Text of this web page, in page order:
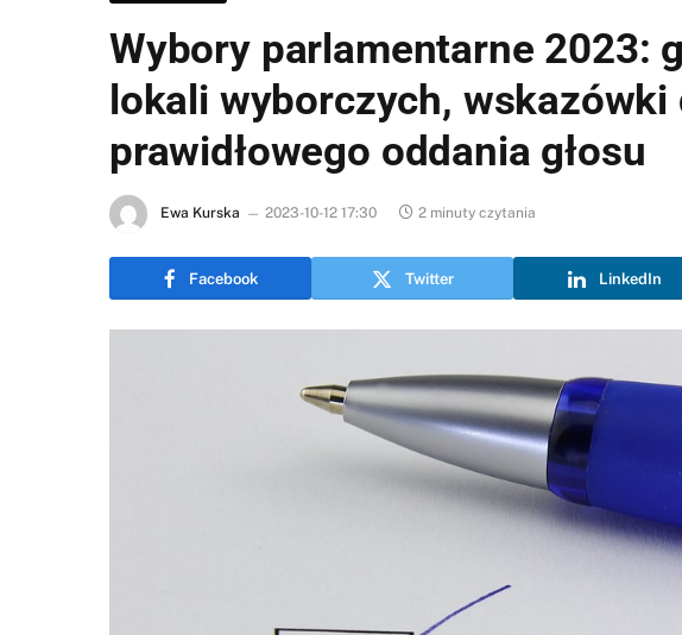
Wybory parlamentarne 2023:
lokali wyborczych,
prawidłowego oddania głosu
Ewa Kurska 2023-10-12 17:30 2 minuty czytania
Facebook Twitter LinkedIn